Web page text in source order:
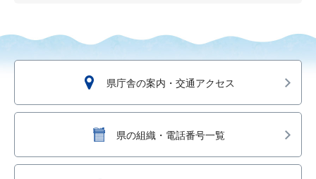
県庁舎の案内・交通アクセス
県の組織・電話番号一覧